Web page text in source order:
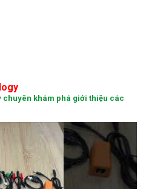
khám phá giới thiệu các